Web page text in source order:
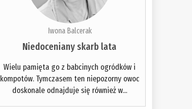
Iwona Balcerak
Niedoceniany skarb lata
Wielu pamięta go z babcinych ogródków i
kompotów. Tymczasem ten niepozorny owoc
doskonale odnajduje się również w...